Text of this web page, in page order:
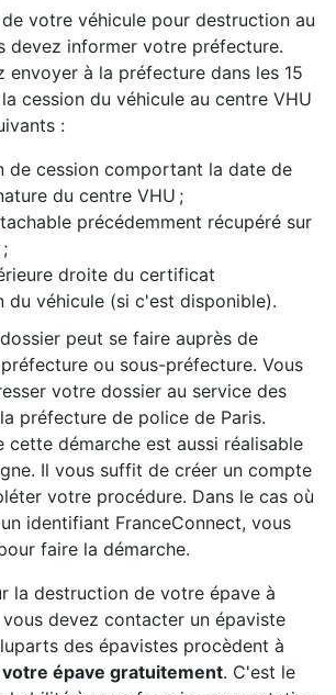
votre véhicule pour destruction au
devez informer votre préfecture.
envoyer à la préfecture dans les 15
cession du véhicule au centre VHU
:
de cession comportant la date de
du centre VHU ;
précédemment récupéré sur
droite du certificat
du véhicule (si c'est disponible).
peut se faire auprès de
ou sous-préfecture. Vous
votre dossier au service des
préfecture de police de Paris.
cette démarche est aussi réalisable
Il vous suffit de créer un compte
votre procédure. Dans le cas où
identifiant FranceConnect, vous
faire la démarche.
la destruction de votre épave à
devez contacter un épaviste
des épavistes procèdent à
épave gratuitement. C'est le